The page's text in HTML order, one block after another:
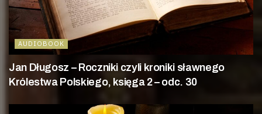
AUDIOBOOK
Jan Długosz – Roczniki czyli kroniki sławnego
Królestwa Polskiego, księga 2 – odc. 30